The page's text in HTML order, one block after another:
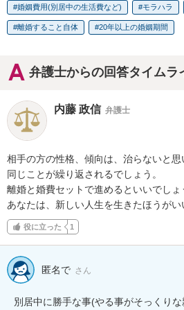
婚姻費用(別居中の生活費など) モラハラ
離婚すること自体 20年以上の婚姻期間
弁護士からの回答タイムラ
内藤 政信 弁護士
相手の方の性格、傾向は、治らないと思
同じことが繰り返されるでしょう。
離婚と婚費セットで進めるといいでしょ
あなたは、新しい人生を生きたほうがい
役に立った 1
匿名で さん
別居中に勝手な事(やる事がそっくり